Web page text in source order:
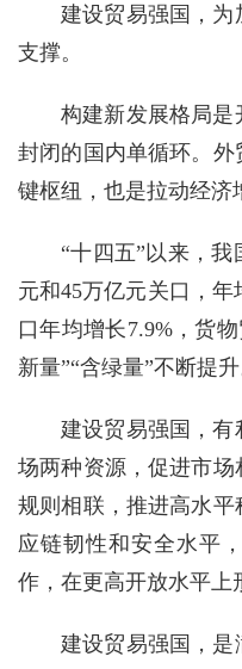
建设贸易强国，
支撑。
构建新发展格局是
封闭的国内单循环。
键枢纽，也是拉动经济
“十四五”以来，
元和45万亿元关口，年
口年均增长7.9%，货
新量”“含绿量”不断提升
建设贸易强国，
场两种资源，促进市场
规则相联，推进高水
应链韧性和安全水平
作，在更高开放水平上
建设贸易强国，